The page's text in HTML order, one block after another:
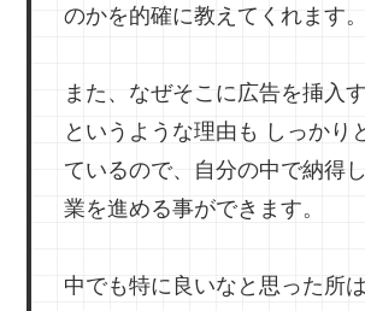
のかを的確に教えてくれます。
また、なぜそこに広告を挿入
というような理由も しっかり
ているので、自分の中で納得
業を進める事ができます。
中でも特に良いなと思った所は